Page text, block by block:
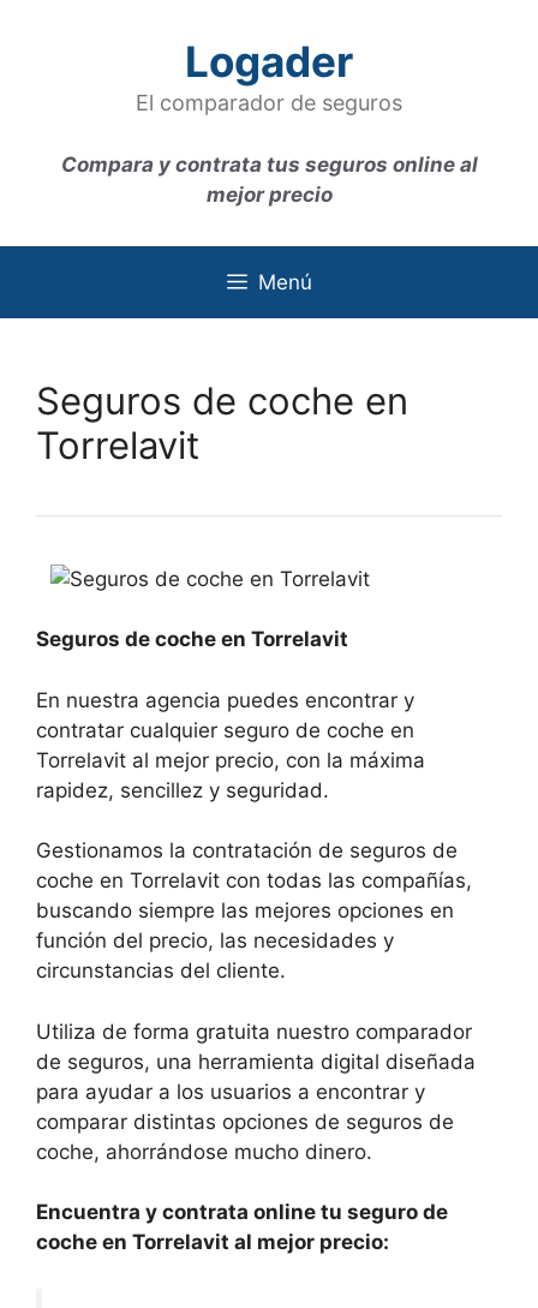
Logader
El comparador de seguros
Compara y contrata tus seguros online al
mejor precio
Menú
Seguros de coche en
Torrelavit
Seguros de coche en Torrelavit
En nuestra agencia puedes encontrar y
contratar cualquier seguro de coche en
Torrelavit al mejor precio, con la máxima
rapidez, sencillez y seguridad.
Gestionamos la contratación de seguros de
coche en Torrelavit con todas las compañías,
buscando siempre las mejores opciones en
función del precio, las necesidades y
circunstancias del cliente.
Utiliza de forma gratuita nuestro comparador
de seguros, una herramienta digital diseñada
para ayudar a los usuarios a encontrar y
comparar distintas opciones de seguros de
coche, ahorrándose mucho dinero.
Encuentra y contrata online tu seguro de
coche en Torrelavit al mejor precio: